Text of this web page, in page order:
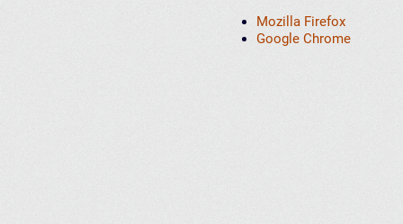
Mozilla Firefox
Google Chrome